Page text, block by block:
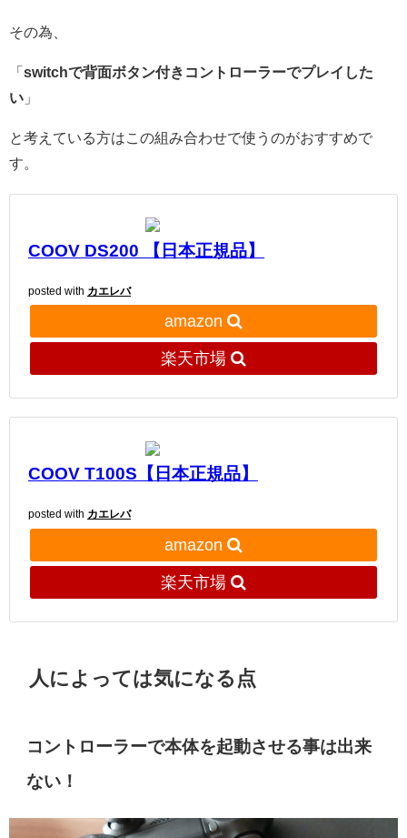
その為、
「 switchで背面ボタン付きコントローラーでプレイした
い 」
と考えている方はこの組み合わせで使うのがおすすめで
す。
COOV DS200 【日本正規品】
posted with カエレバ
amazon
楽天市場
COOV T100S【日本正規品】
posted with カエレバ
amazon
楽天市場
人によっては気になる点
コントローラーで本体を起動させる事は出来
ない！